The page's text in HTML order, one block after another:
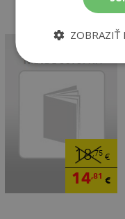
18,75€
14,81 €
ZOBRAZIŤ